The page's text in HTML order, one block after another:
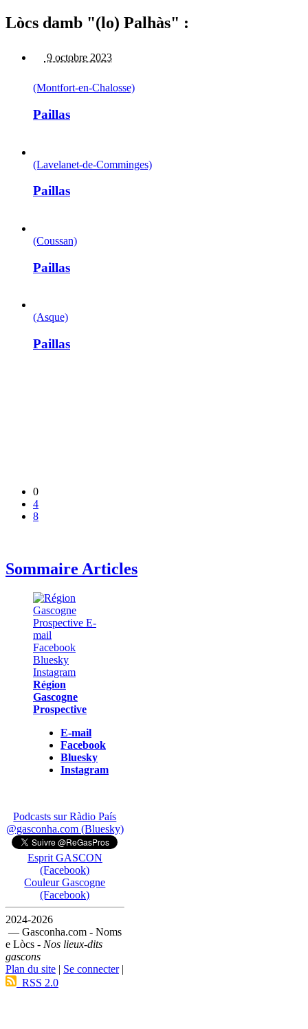
Lòcs damb "(lo) Palhàs" :
9 octobre 2023
(Montfort-en-Chalosse)
Paillas
(Lavelanet-de-Comminges)
Paillas
(Coussan)
Paillas
(Asque)
Paillas
0
4
8
Sommaire Articles
Région
Gascogne
Prospective
E-mail
Facebook
Bluesky
Instagram
Podcasts sur Ràdio País
@gasconha.com (Bluesky)
Esprit GASCON
(Facebook)
Couleur Gascogne
(Facebook)
2024-2026
— Gasconha.com - Noms
e Lòcs - Nos lieux-dits
gascons
Plan du site | Se connecter|
RSS 2.0